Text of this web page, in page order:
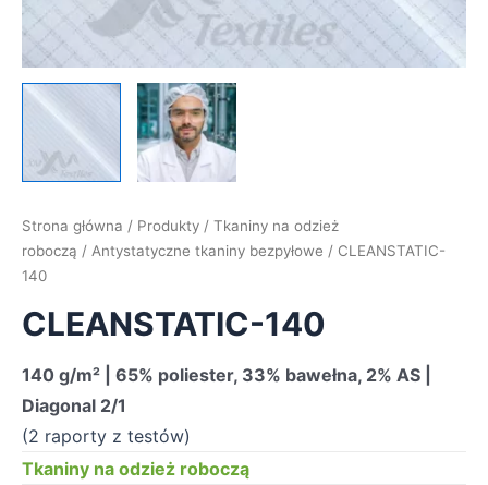
Strona główna / Produkty / Tkaniny na odzież
roboczą / Antystatyczne tkaniny bezpyłowe / CLEANSTATIC-
140
CLEANSTATIC-140
140 g/m² | 65% poliester, 33% bawełna, 2% AS |
Diagonal 2/1
(2 raporty z testów)
Tkaniny na odzież roboczą